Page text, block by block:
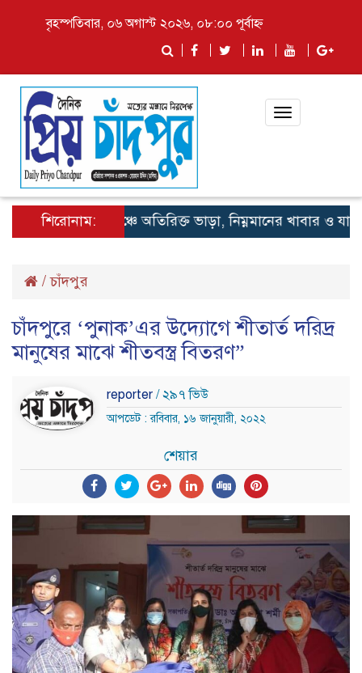
বৃহস্পতিবার, ০৬ অগাস্ট ২০২৬, ০৮:০০ পূর্বাহ্ন
Toggle
শিরোনাম:লঞ্চে অতিরিক্ত ভাড়া, নিম্নমানের খাবার ও যাত্রী
/চাঁদপুর
চাঁদপুরে ‘পুনাক’এর উদ্যোগে শীতার্ত দরিদ্র
মানুষের মাঝে শীতবস্ত্র বিতরণ”
reporter / ২৯৭ ভিউ
আপডেট : রবিবার, ১৬ জানুয়ারী, ২০২২
শেয়ার